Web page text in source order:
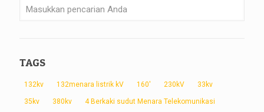
TAGS
132kv 132menara listrik kV 160' 230kV 33kv
35kv 380kv 4 Berkaki sudut Menara Telekomunikasi